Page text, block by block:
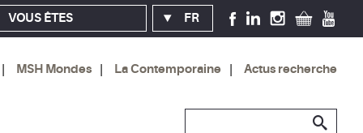
VOUS ÊTES FR
MSH Mondes La Contemporaine Actus recherche